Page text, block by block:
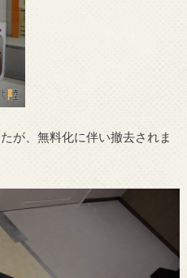
が、無料化に伴い撤去されま